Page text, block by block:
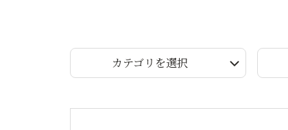
カテゴリを選択